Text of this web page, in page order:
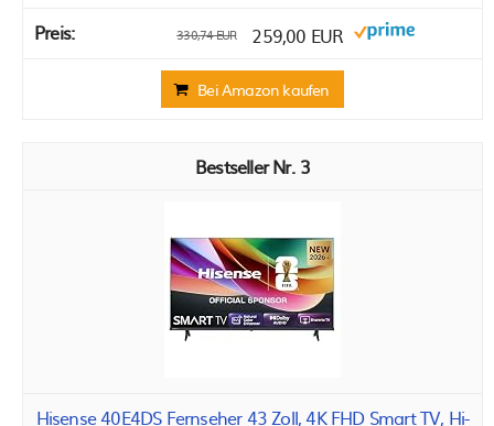
330,74 EUR 259,00 EUR
Bei Amazon kaufen
3
Hisense 40E4DS Fernseher 43 Zoll, 4K FHD Smart TV, Hi-